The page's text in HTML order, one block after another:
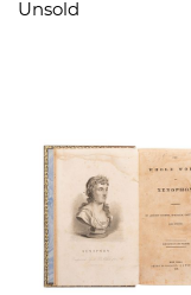
1845. TOMOS I-II.
Unsold